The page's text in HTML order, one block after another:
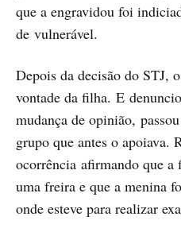
que a engravidou foi
de vulnerável.
Depois da decisão do STJ,
vontade da filha. E
mudança de opinião,
grupo que antes o apoiava.
ocorrência afirmando que
uma freira e que a menina
onde esteve para realizar